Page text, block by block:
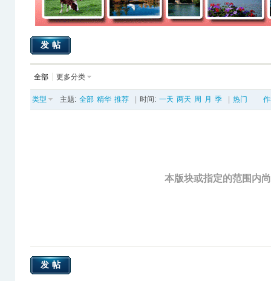
发帖
全部 更多分类
类型 主题: 全部 精华 推荐 时间: 一天 两天 周 月 季 热门
本版块或指定的范围内
发帖